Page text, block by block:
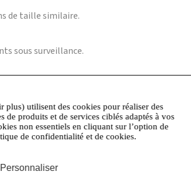
de taille similaire.
sous surveillance.
avec les produits Car en Sac.
plus) utilisent des cookies pour réaliser des
produits et de services ciblés adaptés à vos
non essentiels en cliquant sur l’option de
de confidentialité et de cookies.
Personnaliser